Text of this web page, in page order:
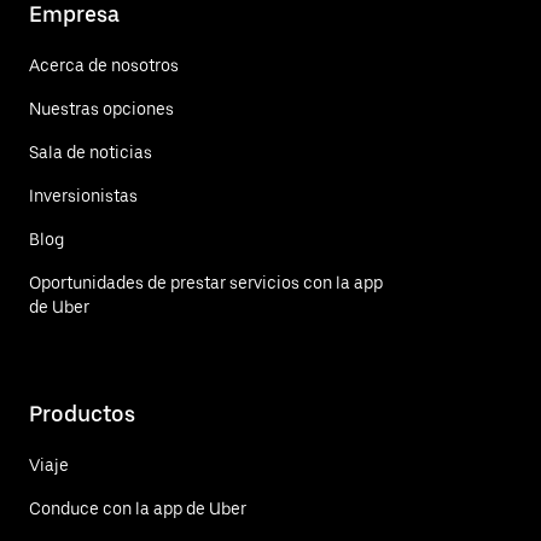
Empresa
Acerca de nosotros
Nuestras opciones
Sala de noticias
Inversionistas
Blog
Oportunidades de prestar servicios con la app
de Uber
Productos
Viaje
Conduce con la app de Uber